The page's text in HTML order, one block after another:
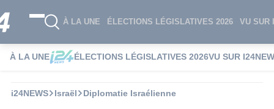
À LA UNE ÉLECTIONS LÉGISLATIVES 2026 VU SUR
À LA UNE ÉLECTIONS LÉGISLATIVES 2026VU SUR
i24NEWS Israël Diplomatie Israélienne